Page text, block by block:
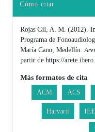
Cómo citar
Rojas Gil, A. M. (2012).
Programa de
María Cano, Medellín.
partir de https://
Más formatos de cita
ACM ACS
Harvard